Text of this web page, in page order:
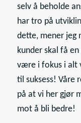
selv å beholde
har tro på
dette, mener jeg
kunder skal få
være i fokus i alt
til suksess! Våre
på at vi her gjør
mot å bli bedre!